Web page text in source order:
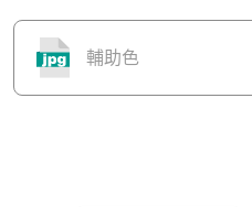
輔助色